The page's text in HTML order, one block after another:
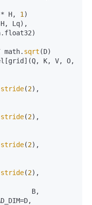
B * H,
1 )
Lq),
math. sqrt (D)
stride(2),
stride(2),
stride(2),
stride(2),